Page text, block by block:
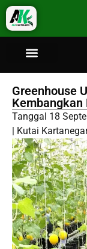
Greenhouse
Tanggal 18
Kutai